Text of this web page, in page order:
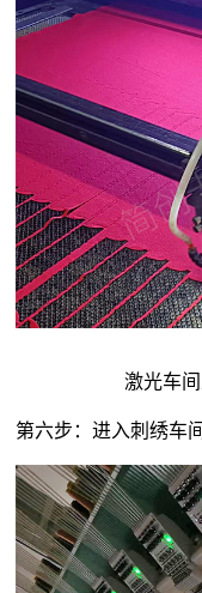
激光车
第六步：进入刺绣车